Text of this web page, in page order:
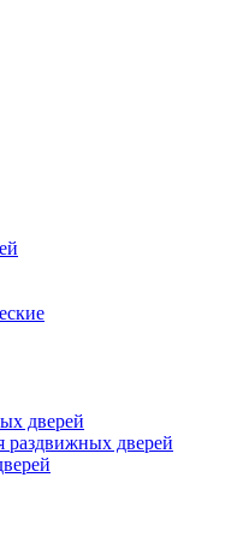
дверей
дверей